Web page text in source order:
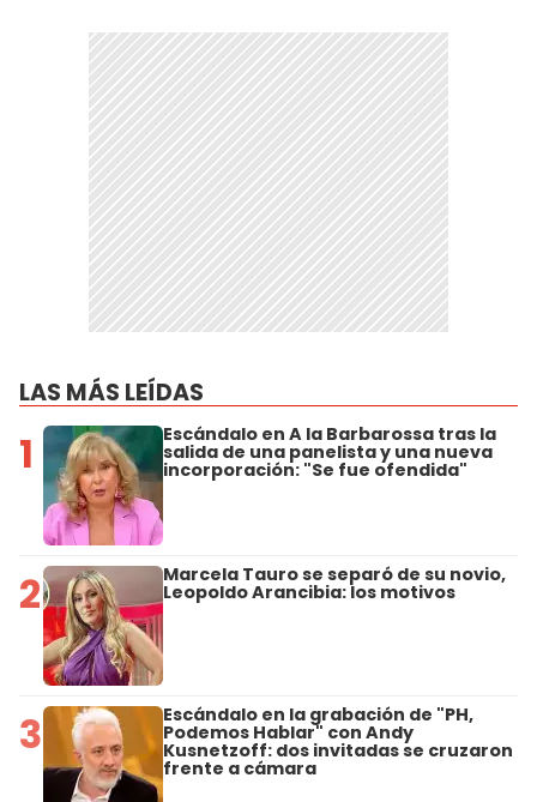
LAS MÁS LEÍDAS
1 Escándalo en A la Barbarossa tras la
salida de una panelista y una nueva
incorporación: "Se fue ofendida"
2 Marcela Tauro se separó de su novio,
Leopoldo Arancibia: los motivos
3 Escándalo en la grabación de "PH,
Podemos Hablar" con Andy
Kusnetzoff: dos invitadas se cruzaron
frente a cámara